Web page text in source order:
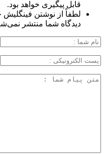
قابل پیگیری خواهد بود.
لطفاً از نوشتن فینگلیش
دیدگاه شما منتشر